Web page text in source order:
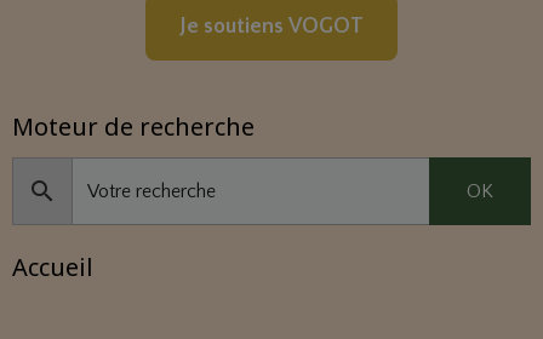
Je soutiens VOGOT
Moteur de recherche
OK
Accueil